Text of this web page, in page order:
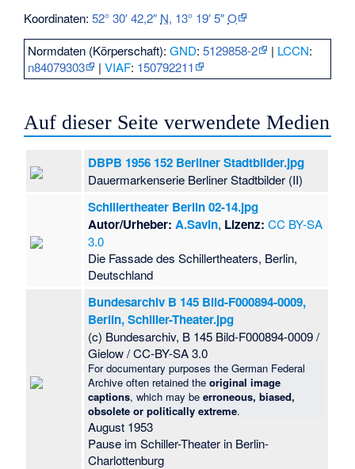
Koordinaten:52° 30′ 42,2″ N, 13° 19′ 5″O
Normdaten (Körperschaft):GND:5129858-2 | LCCN:
n84079303
|VIAF: 150792211
Auf dieser Seite verwendete Medien
DBPB 1956 152 Berliner Stadtbilder.jpg
Dauermarkenserie Berliner Stadtbilder (II)
Schillertheater Berlin 02-14.jpg
Autor/Urheber: A.Savin, Lizenz: CC BY-SA
3.0
Die Fassade des Schillertheaters, Berlin,
Deutschland
Bundesarchiv B 145 Bild-F000894-0009,
Berlin, Schiller-Theater.jpg
(c) Bundesarchiv, B 145 Bild-F000894-0009 /
Gielow / CC-BY-SA 3.0
For documentary purposes the German Federal
Archive often retained theoriginal image
captions, which may beerroneous, biased,
obsolete or politically extreme.
August 1953
Pause im Schiller-Theater in Berlin-
Charlottenburg